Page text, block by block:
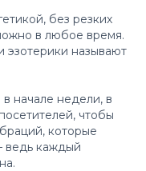
без резких
в любое время.
называют
начале недели, в
чтобы
которые
ведь каждый